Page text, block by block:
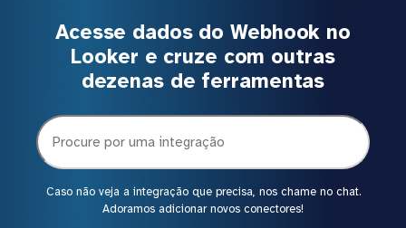
Acesse dados do Webhook no
Looker e cruze com outras
dezenas de ferramentas
Caso não veja a integração que precisa, nos chame no chat.
Adoramos adicionar novos conectores!